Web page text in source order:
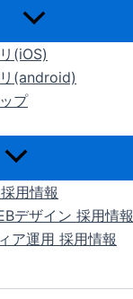
(iOS)
(android)
プ
用情報
デザイン 採用情報
ア運用 採用情報